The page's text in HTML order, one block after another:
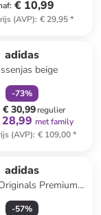
: € 10,99
(AVP): € 29,95*
adidas
beige
-73%
€ 30,99regulier
met family
(AVP): € 109,00*
adidas
Premium"
crème
-57%